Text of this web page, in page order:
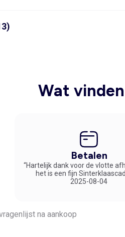
Wat
Betalen
“Hartelijk dank voor de vlotte
het is een fijn
2025-08-04
na aankoop